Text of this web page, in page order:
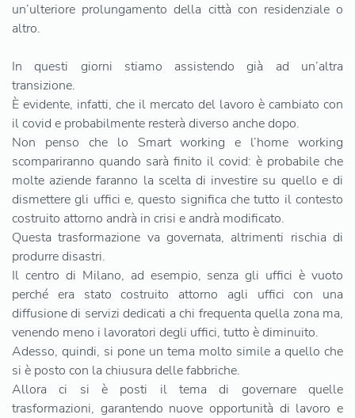
un’ulteriore prolungamento della città con residenziale o
altro.
In questi giorni stiamo assistendo già ad un’altra
transizione.
È evidente, infatti, che il mercato del lavoro è cambiato con
il covid e probabilmente resterà diverso anche dopo.
Non penso che lo Smart working e l’home working
scompariranno quando sarà finito il covid: è probabile che
molte aziende faranno la scelta di investire su quello e di
dismettere gli uffici e, questo significa che tutto il contesto
costruito attorno andrà in crisi e andrà modificato.
Questa trasformazione va governata, altrimenti rischia di
produrre disastri.
Il centro di Milano, ad esempio, senza gli uffici è vuoto
perché era stato costruito attorno agli uffici con una
diffusione di servizi dedicati a chi frequenta quella zona ma,
venendo meno i lavoratori degli uffici, tutto è diminuito.
Adesso, quindi, si pone un tema molto simile a quello che
si è posto con la chiusura delle fabbriche.
Allora ci si è posti il tema di governare quelle
trasformazioni, garantendo nuove opportunità di lavoro e